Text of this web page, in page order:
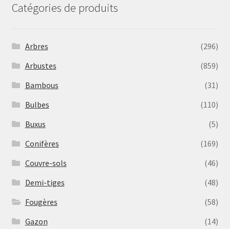
Catégories de produits
Arbres
(296)
Arbustes
(859)
Bambous
(31)
Bulbes
(110)
Buxus
(5)
Conifères
(169)
Couvre-sols
(46)
Demi-tiges
(48)
Fougères
(58)
Gazon
(14)